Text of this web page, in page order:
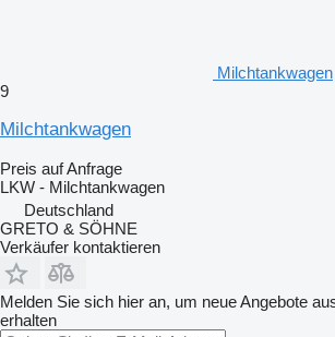
Milchtankwagen
9
Milchtankwagen
Preis auf Anfrage
LKW - Milchtankwagen
Deutschland
GRETO & SÖHNE
Verkäufer kontaktieren
Melden Sie sich hier an, um neue Angebote
erhalten